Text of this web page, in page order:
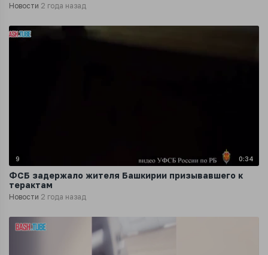
Новости 2 года назад
9 0:34
ФСБ задержало жителя Башкирии призывавшего к
терактам
Новости 2 года назад